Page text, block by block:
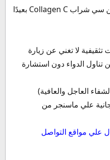
يحفظ ويخزن دواء روبن كولاجين سي شراب Collagen C بعيدًا
تثقيفية لا تغني عن زيارة
الدواء دون استشارة
العاجل والعافية)
علي ماسنجر من
علي مواقع التواصل